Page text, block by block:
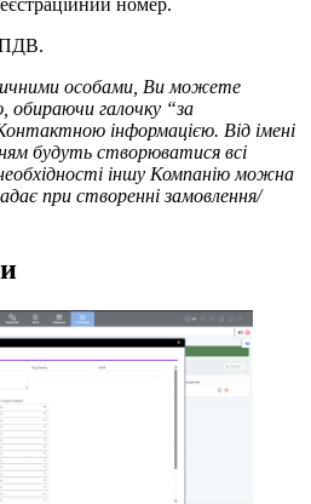
особами, Ви можете
обираючи галочку “за
інформацією. Від імені
будуть створюватися всі
іншу Компанію можна
при створенні замовлення/